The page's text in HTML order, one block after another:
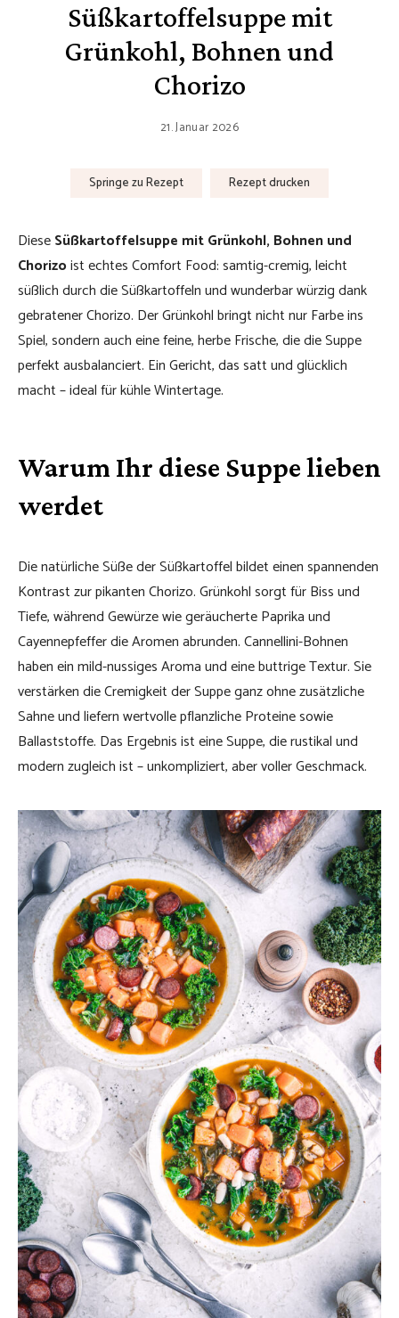
Süßkartoffelsuppe mit
Grünkohl, Bohnen und
Chorizo
21. Januar 2026
Springe zu Rezept Rezept drucken
DieseSüßkartoffelsuppe mit Grünkohl, Bohnen und
Chorizoist echtes Comfort Food: samtig-cremig, leicht
süßlich durch die Süßkartoffeln und wunderbar würzig dank
gebratener Chorizo. Der Grünkohl bringt nicht nur Farbe ins
Spiel, sondern auch eine feine, herbe Frische, die die Suppe
perfekt ausbalanciert. Ein Gericht, das satt und glücklich
macht – ideal für kühle Wintertage.
Warum Ihr diese Suppe lieben
werdet
Die natürliche Süße der Süßkartoffel bildet einen spannenden
Kontrast zur pikanten Chorizo. Grünkohl sorgt für Biss und
Tiefe, während Gewürze wie geräucherte Paprika und
Cayennepfeffer die Aromen abrunden. Cannellini-Bohnen
haben ein mild-nussiges Aroma und eine buttrige Textur. Sie
verstärken die Cremigkeit der Suppe ganz ohne zusätzliche
Sahne und liefern wertvolle pflanzliche Proteine sowie
Ballaststoffe. Das Ergebnis ist eine Suppe, die rustikal und
modern zugleich ist – unkompliziert, aber voller Geschmack.